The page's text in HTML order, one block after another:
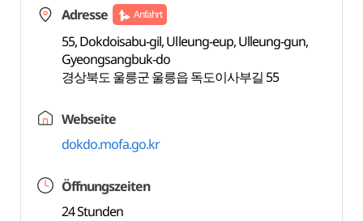
Adresse Anfahrt
55, Dokdoisabu-gil, Ulleung-eup, Ulleung-gun,
Gyeongsangbuk-do
경상북도 울릉군 울릉읍 독도이사부길 55
Webseite
dokdo.mofa.go.kr
Öffnungszeiten
24 Stunden